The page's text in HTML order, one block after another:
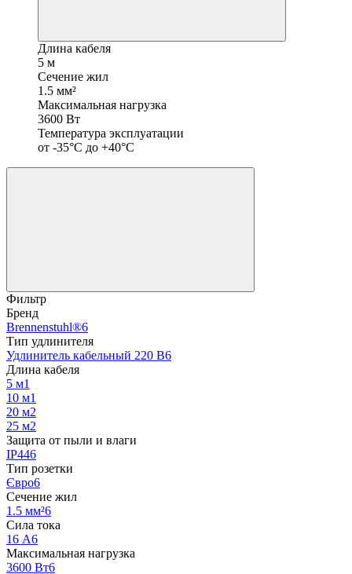
Длина кабеля
5 м
Сечение жил
1.5 мм²
Максимальная нагрузка
3600 Вт
Температура эксплуатации
от -35°С до +40°С
Фильтр
Бренд
Brennenstuhl®6
Тип удлинителя
Удлинитель кабельный 220 В6
Длина кабеля
5 м1
10 м1
20 м2
25 м2
Защита от пыли и влаги
IP446
Тип розетки
Євро6
Сечение жил
1.5 мм²6
Сила тока
16 А6
Максимальная нагрузка
3600 Вт6